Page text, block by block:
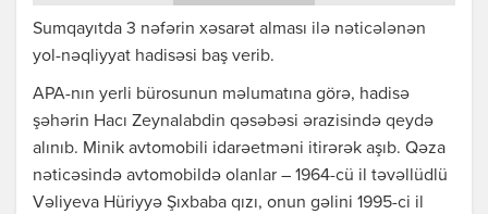
Sumqayıtda 3 nəfərin xəsarət alması ilə nəticələnən
yol-nəqliyyat hadisəsi baş verib.
APA-nın yerli bürosunun məlumatına görə, hadisə
şəhərin Hacı Zeynalabdin qəsəbəsi ərazisində qeydə
alınıb. Minik avtomobili idarəetməni itirərək aşıb. Qəza
nəticəsində avtomobildə olanlar – 1964-cü il təvəllüdlü
Vəliyeva Hüriyyə Şıxbaba qızı, onun gəlini 1995-ci il